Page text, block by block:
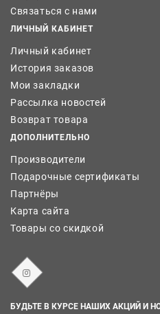
Связаться с нами
ЛИЧНЫЙ КАБИНЕТ
Личный кабинет
История заказов
Мои закладки
Рассылка новостей
Возврат товара
ДОПОЛНИТЕЛЬНО
Производители
Подарочные сертификаты
Партнёры
Карта сайта
Товары со скидкой
БУДЬТЕ В КУРСЕ НАШИХ АКЦИЙ И